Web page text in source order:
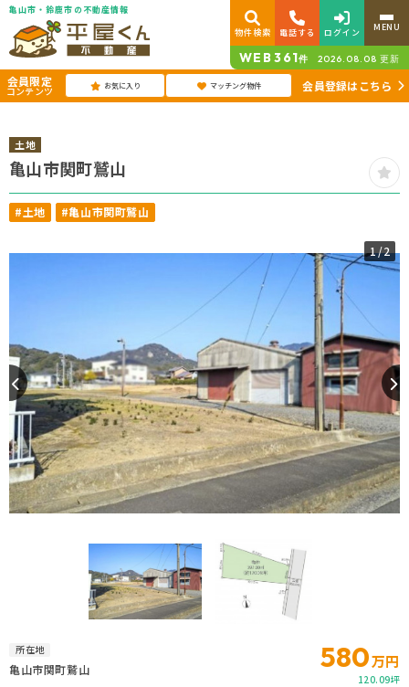
亀山市・鈴鹿市の不動産情報
物件検索
電話する ログイン MENU
WEB361件 2026.08.08 更新
会員限定
コンテンツ お気に入り マッチング物件 会員登録はこちら
土地
亀山市関町鷲山
#土地 #亀山市関町鷲山
1/2
所在地
亀山市関町鷲山 580万円
120.09坪